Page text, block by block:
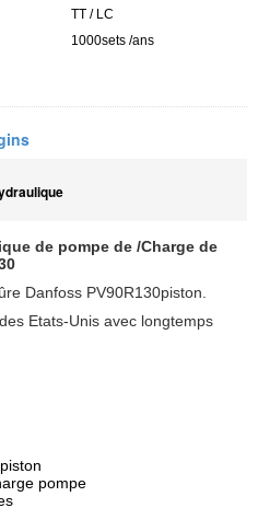
TT / LC
1000sets /ans
de pompe de /Charge de
Danfoss PV90R130piston.
Etats-Unis avec longtemps